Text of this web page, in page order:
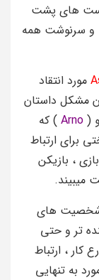
دست های پشت
و سرنوشت همه
مورد انتقاد
مشکل داستان
(
Arno ) که
برای ارتباط
، بازیکن
میبیند.
شخصیت های
تر و حتی
کار ، ارتباط
به تنهایی